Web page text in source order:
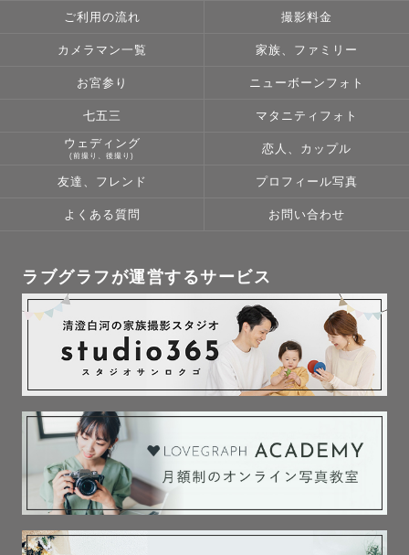
ご利用の流れ 撮影料金
カメラマン一覧 家族、ファミリー
お宮参り ニューボーンフォト
七五三 マタニティフォト
ウェディング
(前撮り、後撮り)
恋人、カップル
友達、フレンド プロフィール写真
よくある質問 お問い合わせ
ラブグラフが運営するサービス